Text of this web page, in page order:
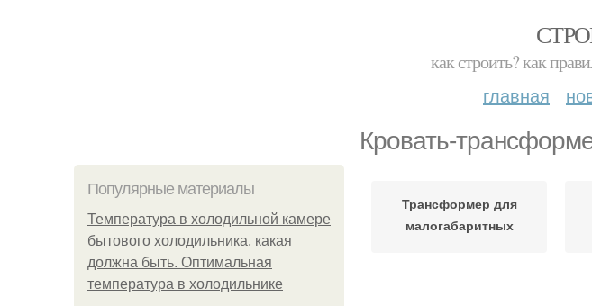
как строить? как
главная
Кровать-
Популярные материалы
Температура в холодильной камере
бытового холодильника, какая
должна быть. Оптимальная
температура в холодильнике
Трансформер для
малогабаритных